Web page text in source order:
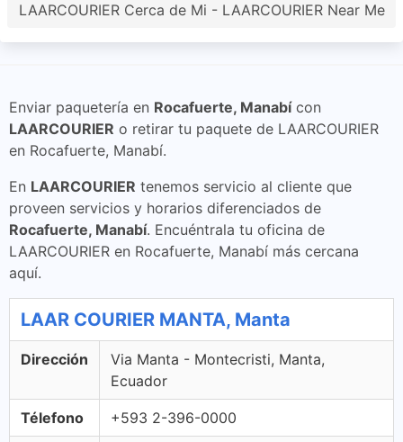
LAARCOURIER Cerca de Mi - LAARCOURIER Near Me
Enviar paquetería en Rocafuerte, Manabícon
LAARCOURIER o retirar tu paquete de LAARCOURIER
en Rocafuerte, Manabí.
En LAARCOURIER tenemos servicio al cliente que
proveen servicios y horarios diferenciados de
Rocafuerte, Manabí. Encuéntrala tu oficina de
LAARCOURIER en Rocafuerte, Manabí más cercana
aquí.
LAAR COURIER MANTA, Manta
Dirección
Via Manta - Montecristi, Manta,
Ecuador
Télefono +593 2-396-0000